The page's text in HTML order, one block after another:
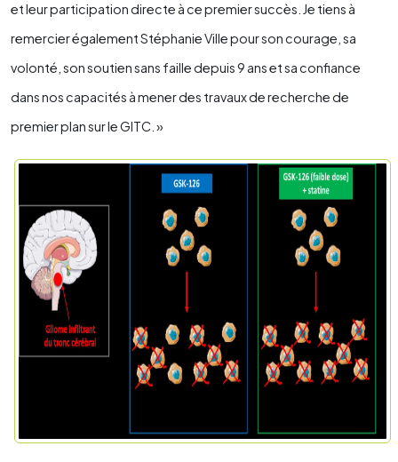
et leur participation directe à ce premier succès. Je tiens à
remercier également Stéphanie Ville pour son courage, sa
volonté, son soutien sans faille depuis 9 ans et sa confiance
dans nos capacités à mener des travaux de recherche de
premier plan sur le GITC. »